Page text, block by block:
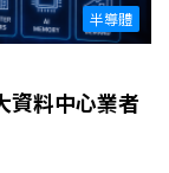
半導體
資料中心業者